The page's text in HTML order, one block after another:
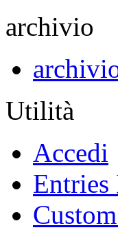
archivio
Utilità
Accedi
Entries